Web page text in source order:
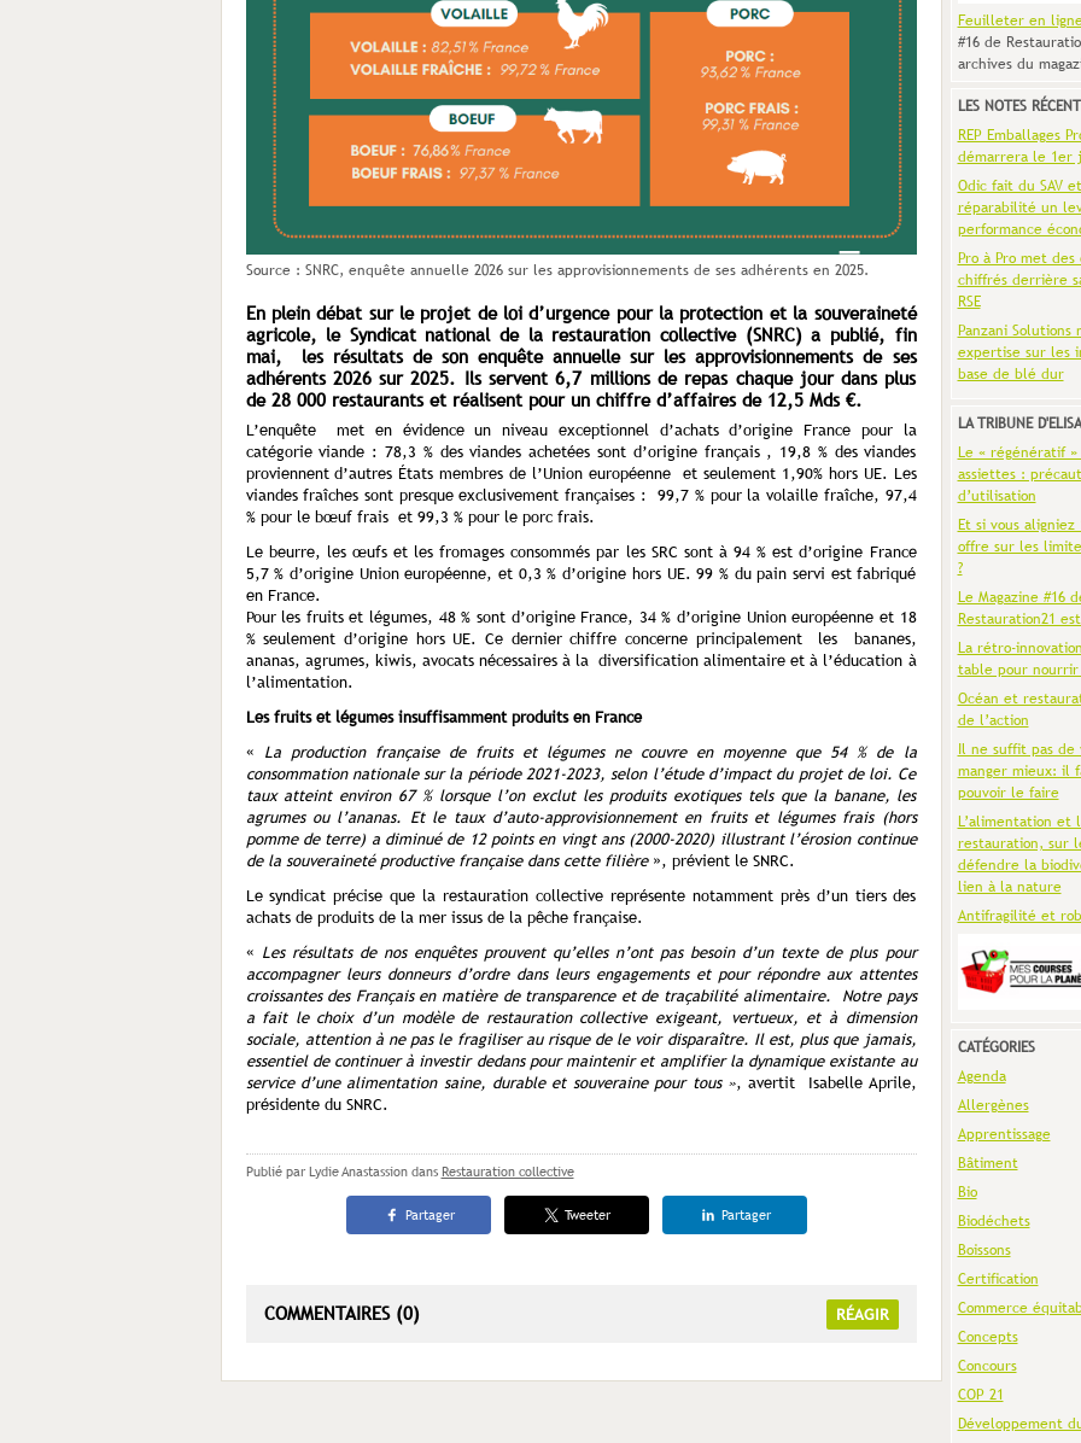
Source : SNRC, enquête annuelle 2026 sur les approvisionnements de ses adhérents en 2025.
En plein débat sur le projet de loi d’urgence pour la protection et la souveraineté
agricole, le Syndicat national de la restauration collective (SNRC) a publié, fin
mai, les résultats de son enquête annuelle sur les approvisionnements de ses
adhérents 2026 sur 2025. Ils servent 6,7 millions de repas chaque jour dans plus
de 28 000 restaurants et réalisent pour un chiffre d’affaires de 12,5 Mds €.
L’enquête met en évidence un niveau exceptionnel d’achats d’origine France pour la
catégorie viande : 78,3 % des viandes achetées sont d’origine français , 19,8 % des viandes
proviennent d’autres États membres de l’Union européenne et seulement 1,90% hors UE. Les
viandes fraîches sont presque exclusivement françaises : 99,7 % pour la volaille fraîche, 97,4
% pour le bœuf frais et 99,3 % pour le porc frais.
Le beurre, les œufs et les fromages consommés par les SRC sont à 94 % est d’origine France
5,7 % d’origine Union européenne, et 0,3 % d’origine hors UE. 99 % du pain servi est fabriqué
en France.
Pour les fruits et légumes, 48 % sont d’origine France, 34 % d’origine Union européenne et 18
% seulement d’origine hors UE. Ce dernier chiffre concerne principalement les bananes,
ananas, agrumes, kiwis, avocats nécessaires à la diversification alimentaire et à l’éducation à
l’alimentation.
Les fruits et légumes insuffisamment produits en France
« La production française de fruits et légumes ne couvre en moyenne que 54 % de la
consommation nationale sur la période 2021-2023, selon l’étude d’impact du projet de loi. Ce
taux atteint environ 67 % lorsque l’on exclut les produits exotiques tels que la banane, les
agrumes ou l’ananas. Et le taux d’auto-approvisionnement en fruits et légumes frais (hors
pomme de terre) a diminué de 12 points en vingt ans (2000-2020) illustrant l’érosion continue
de la souveraineté productive française dans cette filière», prévient le SNRC.
Le syndicat précise que la restauration collective représente notamment près d’un tiers des
achats de produits de la mer issus de la pêche française.
« Les résultats de nos enquêtes prouvent qu’elles n’ont pas besoin d’un texte de plus pour
accompagner leurs donneurs d’ordre dans leurs engagements et pour répondre aux attentes
croissantes des Français en matière de transparence et de traçabilité alimentaire. Notre pays
a fait le choix d’un modèle de restauration collective exigeant, vertueux, et à dimension
sociale, attention à ne pas le fragiliser au risque de le voir disparaître. Il est, plus que jamais,
essentiel de continuer à investir dedans pour maintenir et amplifier la dynamique existante au
service d’une alimentation saine, durable et souveraine pour tous », avertit Isabelle Aprile,
présidente du SNRC.
Publié par Lydie Anastassion dans Restauration collective
Partager Tweeter Partager
COMMENTAIRES (0) RÉAGIR
Feuilleter en
#16 de
archives du
LES NOTES
REP Emballages
démarrera le 1er
Odic fait du SAV
réparabilité un
performance
Pro à Pro met
chiffrés derrière
RSE
Panzani Solutions
expertise sur les
base de blé dur
LA TRIBUNE
Le « régénératif »
assiettes :
d’utilisation
Et si vous aligniez
offre sur les
?
Le Magazine #16
Restauration21
La rétro-
table pour
Océan et
de l’action
Il ne suffit pas de
manger mieux: il
pouvoir le faire
L’alimentation et
restauration, sur
défendre la
lien à la nature
Antifragilité et
CATÉGORIES
Agenda
Allergènes
Apprentissage
Bâtiment
Bio
Biodéchets
Boissons
Certification
Commerce
Concepts
Concours
COP 21
Développement